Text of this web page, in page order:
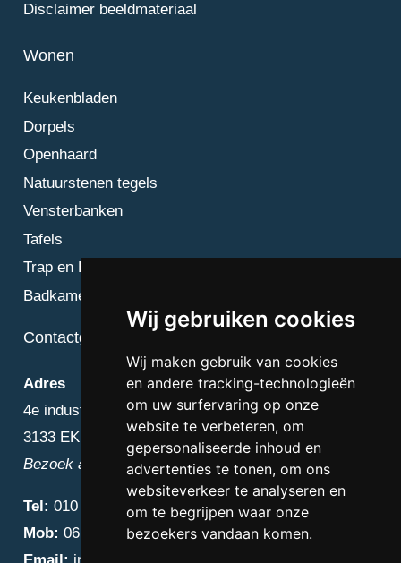
Wij gebruiken cookies
Wij maken gebruik van cookies
en andere tracking-technologieën
om uw surfervaring op onze
website te verbeteren, om
gepersonaliseerde inhoud en
advertenties te tonen, om ons
websiteverkeer te analyseren en
om te begrijpen waar onze
bezoekers vandaan komen.
Disclaimer beeldmateriaal
Wonen
Keukenbladen
Dorpels
Openhaard
Natuurstenen tegels
Vensterbanken
Tafels
Trap en Bordes
Badkamer
Contactgegevens
Adres
4e industriestraat 25
3133 EK Vlaardingen
Bezoek alleen op afspraak
Tel: 010 – 223 3759
Mob: 06 – 4838 1000
Email: info@diamantnatuursteen.nl